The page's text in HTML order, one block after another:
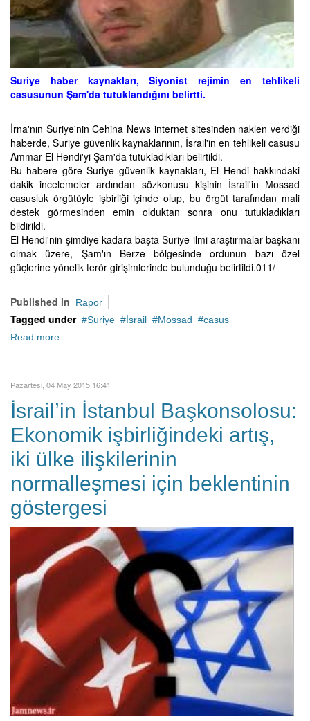
Suriye haber kaynakları, Siyonist rejimin en tehlikeli
casusunun Şam'da tutuklandığını belirtti.
İrna'nın Suriye'nin Cehina News internet sitesinden naklen verdiği
haberde, Suriye güvenlik kaynaklarının, İsrail'in en tehlikeli casusu
Ammar El Hendi'yi Şam'da tutukladıkları belirtildi.
Bu habere göre Suriye güvenlik kaynakları, El Hendi hakkındaki
dakik incelemeler ardından sözkonusu kişinin İsrail'in Mossad
casusluk örgütüyle işbirliği içinde olup, bu örgüt tarafından mali
destek görmesinden emin olduktan sonra onu tutukladıkları
bildirildi.
El Hendi'nin şimdiye kadara başta Suriye ilmi araştırmalar başkanı
olmak üzere, Şam'ın Berze bölgesinde ordunun bazı özel
güçlerine yönelik terör girişimlerinde bulunduğu belirtildi.011/
Published in Rapor
Tagged under Suriye İsrail Mossad
casus
Read more...
Pazartesi, 04 May 2015 16:41
İsrail’in İstanbul Başkonsolosu:
Ekonomik işbirliğindeki artış,
iki ülke ilişkilerinin
normalleşmesi için beklentinin
göstergesi